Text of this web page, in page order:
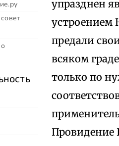
упразднен
устроением
предали
всяком
только по